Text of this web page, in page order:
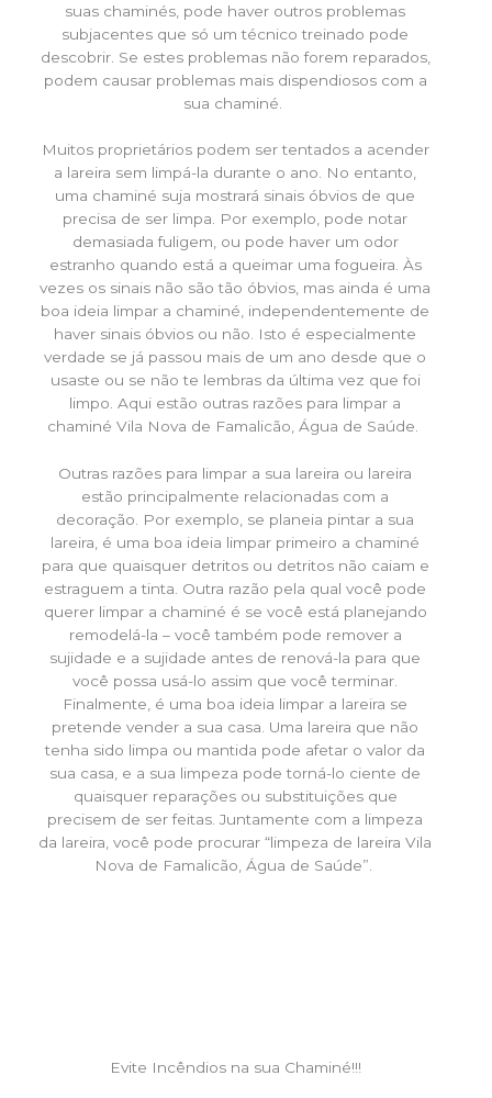
suas chaminés, pode haver outros problemas
subjacentes que só um técnico treinado pode
descobrir. Se estes problemas não forem reparados,
podem causar problemas mais dispendiosos com a
sua chaminé.
Muitos proprietários podem ser tentados a acender
a lareira sem limpá-la durante o ano. No entanto,
uma chaminé suja mostrará sinais óbvios de que
precisa de ser limpa. Por exemplo, pode notar
demasiada fuligem, ou pode haver um odor
estranho quando está a queimar uma fogueira. Às
vezes os sinais não são tão óbvios, mas ainda é uma
boa ideia limpar a chaminé, independentemente de
haver sinais óbvios ou não. Isto é especialmente
verdade se já passou mais de um ano desde que o
usaste ou se não te lembras da última vez que foi
limpo. Aqui estão outras razões para limpar a
chaminé Vila Nova de Famalicão, Água de Saúde.
Outras razões para limpar a sua lareira ou lareira
estão principalmente relacionadas com a
decoração. Por exemplo, se planeia pintar a sua
lareira, é uma boa ideia limpar primeiro a chaminé
para que quaisquer detritos ou detritos não caiam e
estraguem a tinta. Outra razão pela qual você pode
querer limpar a chaminé é se você está planejando
remodelá-la – você também pode remover a
sujidade e a sujidade antes de renová-la para que
você possa usá-lo assim que você terminar.
Finalmente, é uma boa ideia limpar a lareira se
pretende vender a sua casa. Uma lareira que não
tenha sido limpa ou mantida pode afetar o valor da
sua casa, e a sua limpeza pode torná-lo ciente de
quaisquer reparações ou substituições que
precisem de ser feitas. Juntamente com a limpeza
da lareira, você pode procurar “limpeza de lareira Vila
Nova de Famalicão, Água de Saúde”.
Evite Incêndios na sua Chaminé!!!